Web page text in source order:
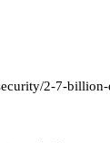
2-7-billion-